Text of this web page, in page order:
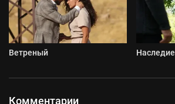
Ветреный Наследие
Комментарии